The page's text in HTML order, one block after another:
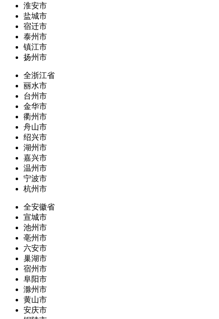
淮安市
盐城市
宿迁市
泰州市
镇江市
扬州市
全浙江省
丽水市
台州市
金华市
衢州市
舟山市
绍兴市
湖州市
嘉兴市
温州市
宁波市
杭州市
全安徽省
宣城市
池州市
亳州市
六安市
巢湖市
宿州市
阜阳市
滁州市
黄山市
安庆市